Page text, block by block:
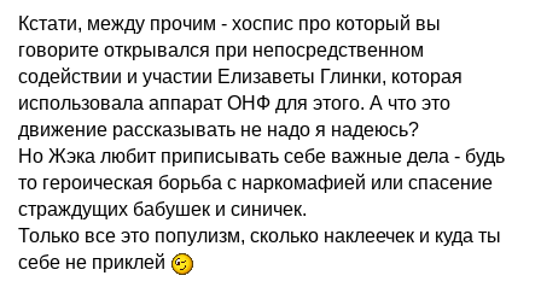
Кстати, между прочим - хоспис про который вы
говорите открывался при непосредственном
содействии и участии Елизаветы Глинки, которая
использовала аппарат ОНФ для этого. А что это
движение рассказывать не надо я надеюсь?
Но Жэка любит приписывать себе важные дела - будь
то героическая борьба с наркомафией или спасение
страждущих бабушек и синичек.
Только все это популизм, сколько наклеечек и куда ты
себе не приклей